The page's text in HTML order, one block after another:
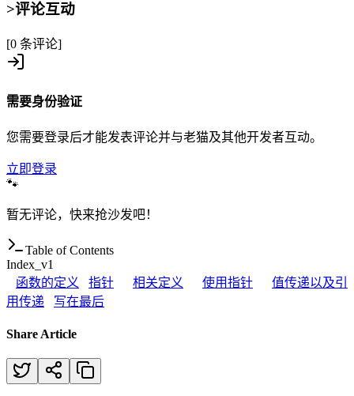
>评论互动
[0 条评论]
需要身份验证
您需要登录后才能发表评论并与老猫及其他开发者互动。
立即登录
🐾
暂无评论，快来抢沙发吧！
Table of Contents
Index_v1
函数的定义
指针 相关定义 使用指针
值传递以及引
用传递
写在最后
Share Article